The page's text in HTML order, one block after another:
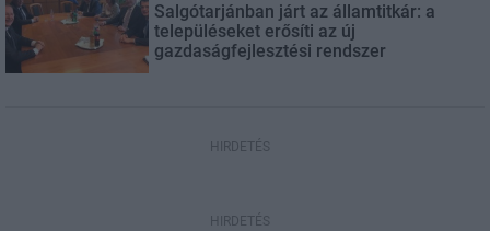
Salgótarjánban járt az államtitkár: a
településeket erősíti az új
gazdaságfejlesztési rendszer
HIRDETÉS
HIRDETÉS